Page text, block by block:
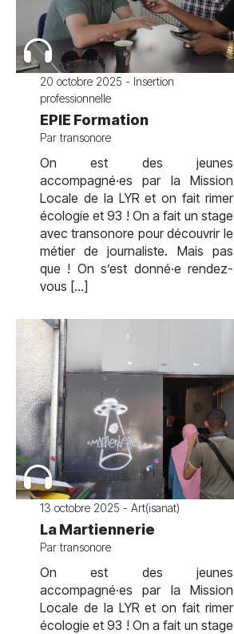
20 octobre 2025 - Insertion
professionnelle
EPIE Formation
Par transonore
On est des jeunes
accompagné·es par la Mission
Locale de la LYR et on fait rimer
écologie et 93 ! On a fait un stage
avec transonore pour découvrir le
métier de journaliste. Mais pas
que ! On s’est donné·e rendez-
vous […]
13 octobre 2025 - Art(isanat)
La Martiennerie
Par transonore
On est des jeunes
accompagné·es par la Mission
Locale de la LYR et on fait rimer
écologie et 93 ! On a fait un stage